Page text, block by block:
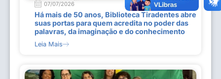
07/07/2026
Há mais de 50 anos, Biblioteca Tiradentes abre
suas portas para quem acredita no poder das
palavras, da imaginação e do conhecimento
Leia Mais